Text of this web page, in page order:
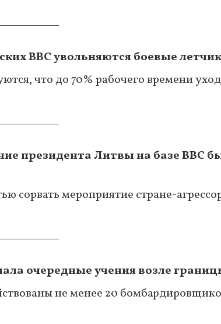
ВВС увольняются боевые
что до 70% рабочего времени
президента Литвы на базе ВВС
сорвать мероприятие стране-
очередные учения возле
не менее 20